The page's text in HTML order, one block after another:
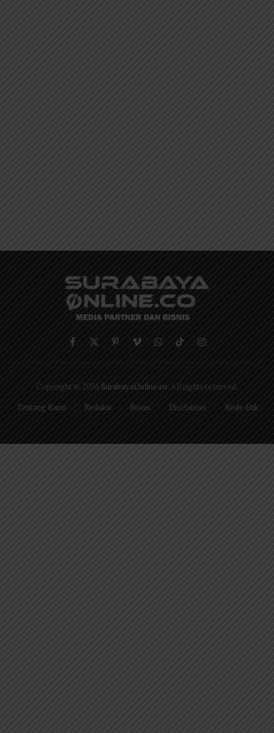
Facebook
X
PinterestVimeoWhatsApp
TikTokInstagram
Copyright © 2026 SurabayaOnline.co . All rights reserved.
Tentang Kami
Redaksi Bisnis Disclaimer Kode Etik